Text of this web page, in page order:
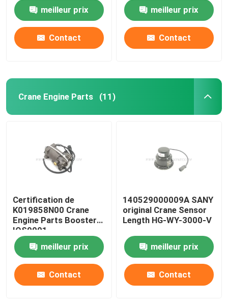
meilleur prix
Contact
meilleur prix
Contact
Crane Engine Parts (11)
Certification de
K019858N00 Crane
Engine Parts Booster
IOS9001
meilleur prix
Contact
140529000009A SANY
original Crane Sensor
Length HG-WY-3000-V
meilleur prix
Contact